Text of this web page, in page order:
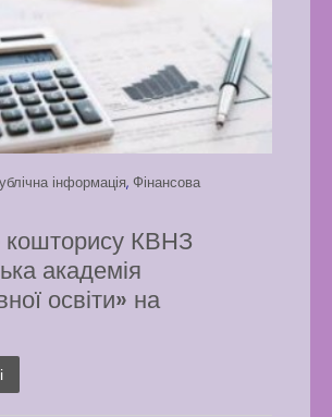
інформація, Фінансова
кошторису КВНЗ
академія
освіти» на